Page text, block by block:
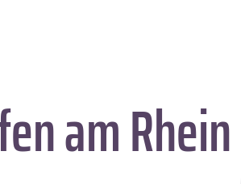
am Rhein